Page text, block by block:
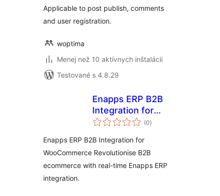
Applicable to post publish, comments
and user registration.
woptima
Menej než 10 aktívnych inštalácií
Testované s 4.8.29
Enapps ERP B2B
Integration for
WooCommerce
(0celkové
hodnotenie
)
Enapps ERP B2B Integration for
WooCommerce Revolutionise B2B
ecommerce with real-time Enapps ERP
integration.